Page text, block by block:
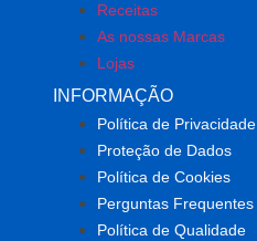
Receitas
As nossas Marcas
Lojas
INFORMAÇÃO
Política de Privacidade
Proteção de Dados
Política de Cookies
Perguntas Frequentes
Política de Qualidade